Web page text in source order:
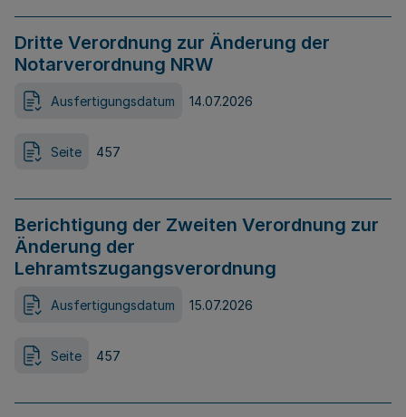
Dritte Verordnung zur Änderung der
Notarverordnung NRW
Ausfertigungsdatum 14.07.2026
Seite 457
Berichtigung der Zweiten Verordnung zur
Änderung der
Lehramtszugangsverordnung
Ausfertigungsdatum 15.07.2026
Seite 457